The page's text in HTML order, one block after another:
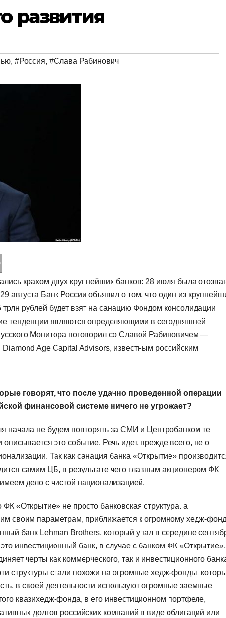
развития
, #Россия, #Слава Рабинович
крахом двух крупнейших банков: 28 июля была
августа Банк России объявил о том, что один из
трлн рублей будет взят на санацию Фондом консолидации
тенденции являются определяющими в сегодняшней
Монитора поговорил со Славой Рабиновичем —
Age Capital Advisors, известным российским
говорят, что после удачно проведенной операции
финансовой системе ничего не угрожает?
начала не будем повторять за СМИ и Центробанком те
это событие. Речь идет, прежде всего, не о
Так как санация банка «Открытие»
самим ЦБ, в результате чего главным акционером ФК
дело с чистой национализацией.
«Открытие» не просто банковская структура, а
своим параметрам, приближается к огромному хедж-
банк Lehman Brothers, который упал в середине
инвестиционный банк, в случае с банком ФК «Открытие»,
черты как коммерческого, так и инвестиционного
структуры стали похожи на огромные хедж-фонды,
в своей деятельности используют огромные заемные
квазихедж-фонда, в его инвестиционном портфеле,
долгов российских компаний в виде облигаций или